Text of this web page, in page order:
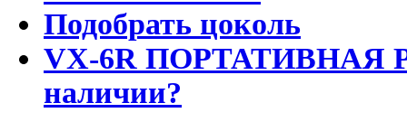
Подобрать цоколь
VX-6R ПОРТАТИВНАЯ
наличии?